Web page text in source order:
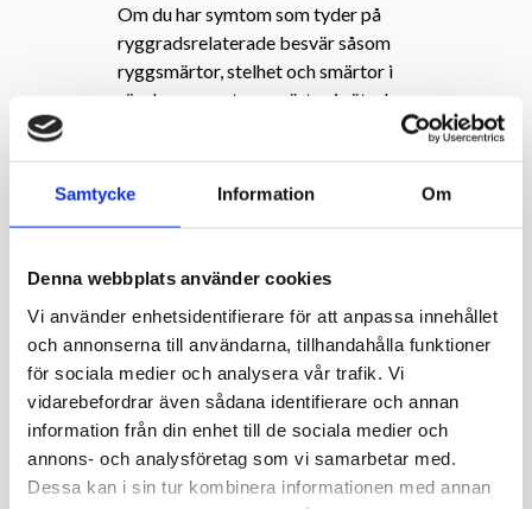
Samtycke Information Om
Denna webbplats använder cookies
Vi använder enhetsidentifierare för att anpassa innehållet
och annonserna till användarna, tillhandahålla funktioner
för sociala medier och analysera vår trafik. Vi
vidarebefordrar även sådana identifierare och annan
information från din enhet till de sociala medier och
annons- och analysföretag som vi samarbetar med.
Dessa kan i sin tur kombinera informationen med annan
Om du har symtom som tyder på
ryggradsrelaterade besvär såsom
ryggsmärtor, stelhet och smärtor i
rörelseapparaten, smärtor i säte, ben
eller nacke och skuldror är det dags
Vanliga besvär som
behandlas av
kiropraktor
Ryggradsrelaterade besvär är
kiropraktorns specialkompetens.